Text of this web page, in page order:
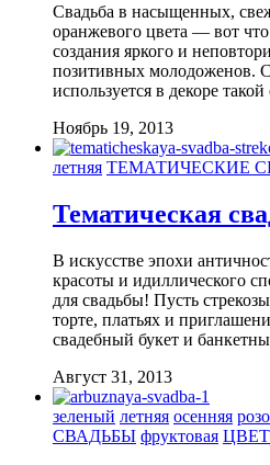
Свадьба в насыщенных,
оранжевого цвета — вот
создания яркого и
позитивных молодоженов.
используется в декоре
Ноябрь 19, 2013
летняя ТЕМАТИЧЕСКИЕ
Тематическая
В искусстве эпохи
красоты и идиллического
для свадьбы! Пусть
торте, платьях и
свадебный букет и
Август 31, 2013
зеленый летняя осенняя
СВАДЬБЫ фруктовая